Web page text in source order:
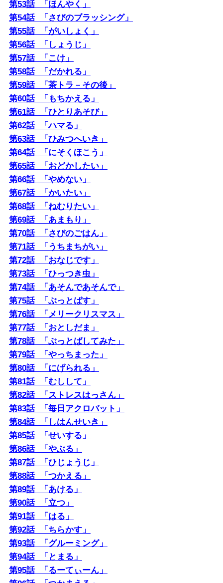
骨折してからというものハンズフリー松葉杖を筆頭
に、骨にいいサプリメント、腰や膝のサポーター、入
浴用のギプスの防水カバー、足を上げて座ることがで
きる椅子、低周波治療器などなど、様々なものを購
入。最初の3週間はとにかく痛くて、少しでもはやく
治したい、楽になりたい、という気持ちが私をネット
通販でポチりまくらせていたのです。結局使わなかっ
たものもありましたが、
第53話 「ほんやく」
第54話 「さびのブラッシング」
第55話 「がいしょく」
第56話 「しょうじ」
第57話 「こけ」
第58話 「だかれる」
第59話 「茶トラ－その後」
第60話 「もちかえる」
第61話 「ひとりあそび」
第62話 「ハマる」
第63話 「ひみつへいき」
第64話 「にそくほこう」
第65話 「おどかしたい」
第66話 「やめない」
第67話 「かいたい」
第68話 「ねむりたい」
第69話 「あまもり」
第70話 「さびのごはん」
第71話 「うちまちがい」
第72話 「おなじです」
第73話 「ひっつき虫」
第74話 「あそんであそんで」
第75話 「ぶっとばす」
第76話 「メリークリスマス」
第77話 「おとしだま」
第78話 「ぶっとばしてみた」
第79話 「やっちまった」
第80話 「にげられる」
第81話 「むしして」
第82話 「ストレスはっさん」
第83話 「毎日アクロバット」
第84話 「しはんせいき」
第85話 「せいする」
第86話 「やぶる」
第87話 「ひじょうじ」
第88話 「つかえる」
第89話 「あける」
第90話 「立つ」
第91話 「はる」
第92話 「ちらかす」
第93話 「グルーミング」
第94話 「とまる」
第95話 「るーてぃーん」